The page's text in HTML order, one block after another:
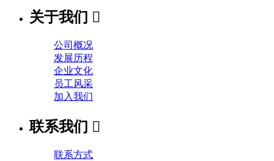
关于我们 
公司概况
发展历程
企业文化
员工风采
加入我们
联系我们 
联系方式